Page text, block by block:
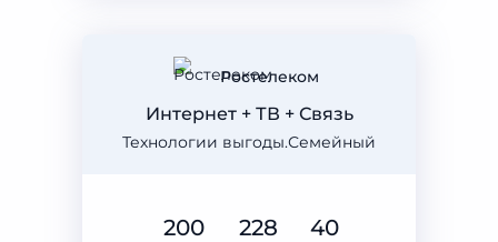
Ростелеком
Технологии выгоды.Семейный
Интернет + ТВ + Связь
200 228 40